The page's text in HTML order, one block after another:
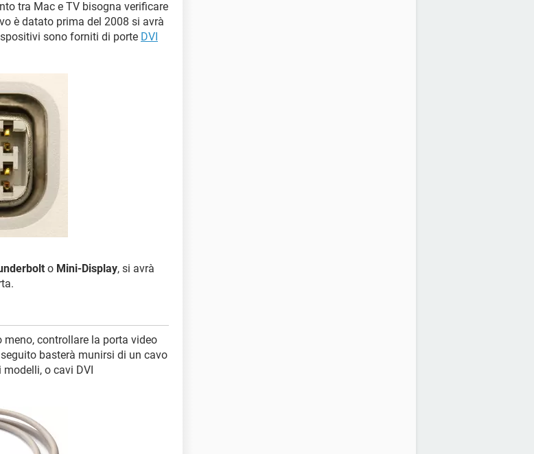
tra Mac e TV bisogna verificare
è datato prima del 2008 si avrà
sono forniti di porte DVI
o Mini-Display, si avrà
controllare la porta video
basterà munirsi di un cavo
o cavi DVI